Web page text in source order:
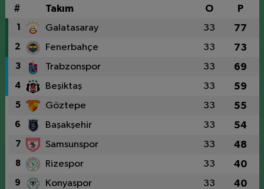
# Takım O P
1 Galatasaray 33 77
2 Fenerbahçe 33 73
3 Trabzonspor 33 69
4 Beşiktaş 33 59
5 Göztepe 33 55
6 Başakşehir 33 54
7 Samsunspor 33 48
8 Rizespor 33 40
9 Konyaspor 33 40